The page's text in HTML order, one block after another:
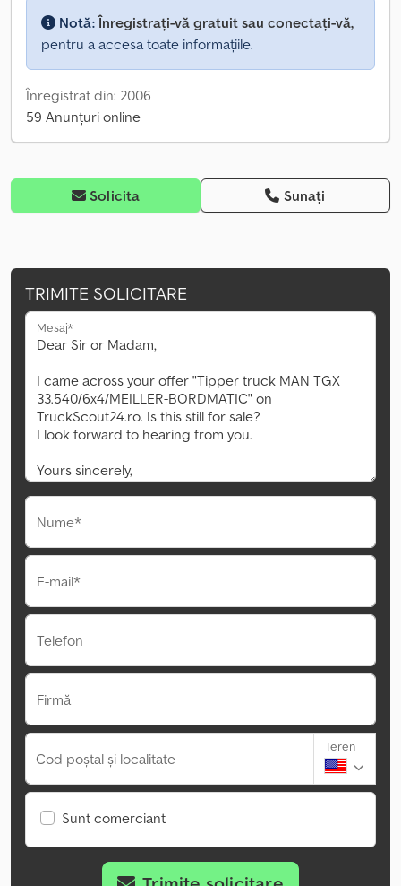
Notă:Înregistrați-vă gratuit sau conectați-vă,
pentru a accesa toate informațiile.
Înregistrat din: 2006
59 Anunțuri online
Solicita Sunați
TRIMITE SOLICITARE
Mesaj*
Nume*
E-mail*
Telefon
Firmă
Cod poștal și localitate
Teren
Sunt comerciant